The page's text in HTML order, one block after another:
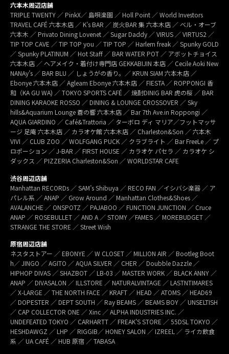
六本木周辺店舗
TRIPLE TWENTY ／ PinkX／ 島唄楽園 ／ Holl Point ／ World Investors
TRAVEL CAFÉ 六本木店 ／ K’s BAR ／ 炭火BAR 集 六本木店 ／ ベル・オーブ
六本木 ／ Privato Dining Lovenet ／ Sugar Daddy ／ VIRUS ／ VIRTUS2 ／
TIP TOP CAVE ／ TIP TOP you ／ TIP TOP ／ Harlem freak ／ Spunky GOLD
／ Spunky PLATINUM ／ Hot Staff ／ BAR WATER POT ／ アボットチョイス
六本木店 ／ ヘアメイク・着付け専門店 GEKKABIJIN 本店 ／ Cecile Aoki New
NANAy’s ／ BAR BLU ／ しょうがの香り。／ KRUN SIAM 六本木店 ／
Ebonye 六本木店 ／ Agleam Ebonye 六本木店 ／ FIESTA ／ ROPPONGI 香
和（KA GU WA) ／ TOKYO SPORTS CAFÉ ／ 焼酎DINIG BAR 虎の桜 ／ BAR
DINING KARAOKE ROSSO ／ DINING & LOUNGE CROSSOVER ／ Sky
hills&Aquarium Lounge 蒼の響 六本木店 ／ Bar 7th Ave.in Roppongi ／
AQUA GIARDINO ／ Café&Trattoria ／ ターボロ ディ マリア／フットマッサ
ージ 足庵 六本木店 ／ カラオケ館 六本木店 ／ Charleston&Son ／ 六本木
VIVI ／ CLUB ZOO ／ WOLFGANG PUCK ／ クラブライト ／ Bar FreeLe ／ プ
ロポーション ／ J-BAR ／ FIRST HOUSE ／ カラオケ パセラ ／ カラオケ シ
ダックス ／ PIZZERIA Charleston&Son ／ WORLDSTAR CAFE
渋谷周辺店舗
Manhattan RECORDs ／ SAM’s Shibuya ／ RECO FAN ／イシバシ楽器 ／ ア
パレル系 ／ ANAP ／ Grow Around ／ Manhattan Clothes&Shoes ／
AVALANCHE ／ ONSPOTZ ／ PAJABOO ／ FUNCTION JUNCTION ／ Cruce
ANAP ／ ROSEBULLET ／ AND A ／ STOMY ／FAMES ／ MOREBUDGET ／
STRANGE THE STORE ／ Street Wish
原宿周辺店舗
ネスタストアー ／ EBONYE ／ W CLOSET ／ MILLION AIR ／ Bootleg Boot
h／ JINGO ／ AGITO ／ AQUA SILVER ／ CHER ／ Doubble Dazzle ／
HIPHOP DIVAS ／ SHAZBOT ／ LB-03 ／ MASTER WORK ／ BLACK ANNY ／
ANAP ／ DIVASALON ／ ILLSTORE ／ NATURALVINTAGE ／ LASTNTIMARES
／ X-LARGE ／ THE NORTH FACE ／ KRAFT ／ HEAD ／ ATOMS ／ HEAD69
／ DOPESTER ／ DEPT SOUTH ／ Ray BEAMS ／ BEAMS BOY ／ UNSELTISH
／ CAP COLLECTOR ONE ／ Xinc ／ ALPHA INDUSTRIES INC. ／
UNDEFEATED TOKYO ／ CARHARTT ／ FREAK’S STORE ／ 55DSL TOKYO ／
HESHDAWGZ ／ LHP ／ RIGGIB／ HONEY SALON ／ IZREEL ／ ライカ飲食
系 ／ UA CAFÉ ／ HUB 原宿 ／ TABASA